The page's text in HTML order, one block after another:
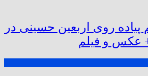
روی اربعین حسینی در
عکس و فیلم